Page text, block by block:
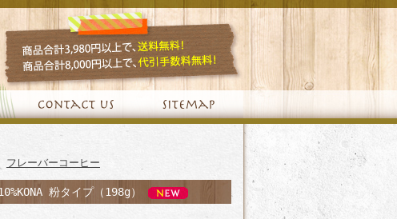
フレーバーコーヒー
粉タイプ（198g）